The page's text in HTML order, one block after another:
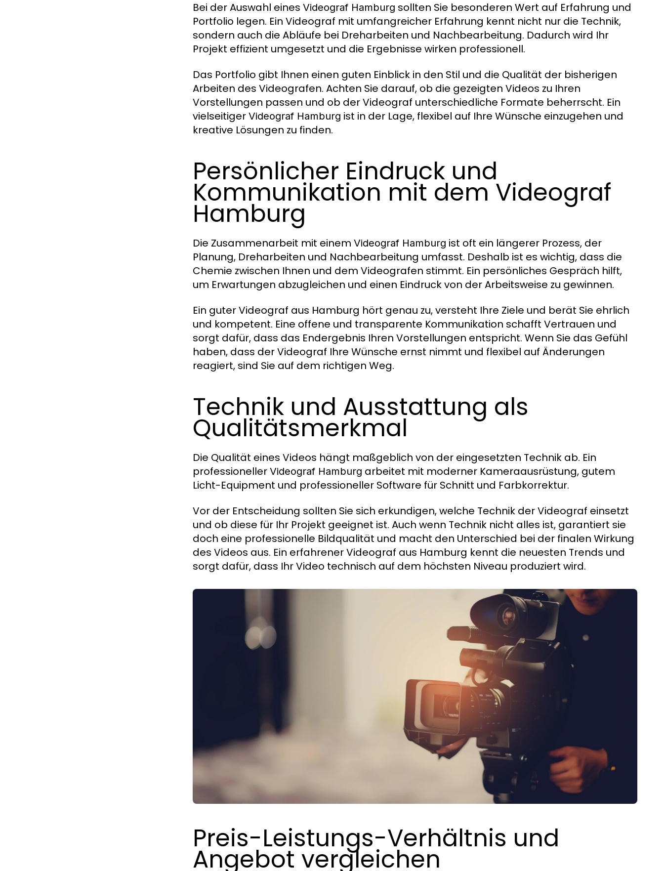
Bei der Auswahl eines Videograf Hamburg sollten Sie besonderen Wert auf Erfahrung und
Portfolio legen. Ein Videograf mit umfangreicher Erfahrung kennt nicht nur die Technik,
sondern auch die Abläufe bei Dreharbeiten und Nachbearbeitung. Dadurch wird Ihr
Projekt effizient umgesetzt und die Ergebnisse wirken professionell.
Das Portfolio gibt Ihnen einen guten Einblick in den Stil und die Qualität der bisherigen
Arbeiten des Videografen. Achten Sie darauf, ob die gezeigten Videos zu Ihren
Vorstellungen passen und ob der Videograf unterschiedliche Formate beherrscht. Ein
vielseitiger Videograf Hamburg ist in der Lage, flexibel auf Ihre Wünsche einzugehen und
kreative Lösungen zu finden.
Persönlicher Eindruck und
Kommunikation mit dem Videograf
Hamburg
Die Zusammenarbeit mit einem Videograf Hamburg ist oft ein längerer Prozess, der
Planung, Dreharbeiten und Nachbearbeitung umfasst. Deshalb ist es wichtig, dass die
Chemie zwischen Ihnen und dem Videografen stimmt. Ein persönliches Gespräch hilft,
um Erwartungen abzugleichen und einen Eindruck von der Arbeitsweise zu gewinnen.
Ein guter Videograf aus Hamburg hört genau zu, versteht Ihre Ziele und berät Sie ehrlich
und kompetent. Eine offene und transparente Kommunikation schafft Vertrauen und
sorgt dafür, dass das Endergebnis Ihren Vorstellungen entspricht. Wenn Sie das Gefühl
haben, dass der Videograf Ihre Wünsche ernst nimmt und flexibel auf Änderungen
reagiert, sind Sie auf dem richtigen Weg.
Technik und Ausstattung als
Qualitätsmerkmal
Die Qualität eines Videos hängt maßgeblich von der eingesetzten Technik ab. Ein
professioneller Videograf Hamburg arbeitet mit moderner Kameraausrüstung, gutem
Licht-Equipment und professioneller Software für Schnitt und Farbkorrektur.
Vor der Entscheidung sollten Sie sich erkundigen, welche Technik der Videograf einsetzt
und ob diese für Ihr Projekt geeignet ist. Auch wenn Technik nicht alles ist, garantiert sie
doch eine professionelle Bildqualität und macht den Unterschied bei der finalen Wirkung
des Videos aus. Ein erfahrener Videograf aus Hamburg kennt die neuesten Trends und
sorgt dafür, dass Ihr Video technisch auf dem höchsten Niveau produziert wird.
Preis-Leistungs-Verhältnis und
Angebot vergleichen